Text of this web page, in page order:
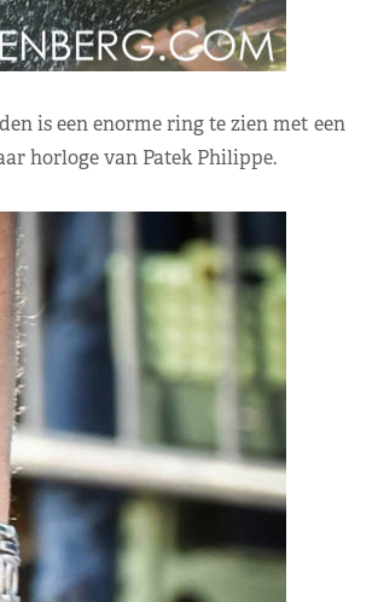
is een enorme ring te zien met een
horloge van Patek Philippe.